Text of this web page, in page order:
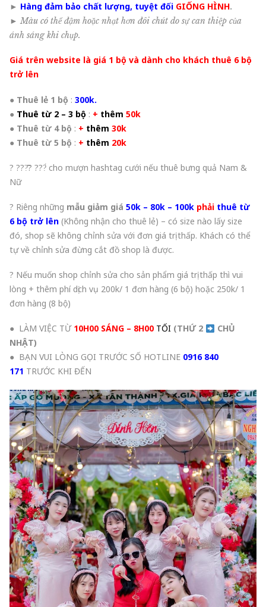
► Hàng đảm bảo chất lượng, tuyệt đối GIỐNG HÌNH.
►Màu có thể đậm hoặc nhạt hơn đôi chút do sự can thiệp của
ánh sáng khi chụp.
Giá trên website là giá 1 bộ và dành cho khách thuê 6 bộ
trở lên
● Thuê lẻ 1 bộ : 300k.
● Thuê từ 2 – 3 bộ : + thêm 50k
● Thuê từ 4 bộ : + thêm 30k
● Thuê từ 5 bộ : + thêm 20k
? ???̂̃? ???́ cho mượn hashtag cưới nếu thuê bưng quả Nam &
Nữ
? Riêng những mẫu giảm giá 50k – 80k – 100k phải thuê từ
6 bộ trở lên (Không nhận cho thuê lẻ) – có size nào lấy size
đó, shop sẽ không chỉnh sửa với đơn giá trị thấp. Khách có thể
tự về chỉnh sửa đừng cắt đồ shop là được.
? Nếu muốn shop chỉnh sửa cho sản phẩm giá trị thấp thì vui
lòng + thêm phí dịch vụ 200k/ 1 đơn hàng (6 bộ) hoặc 250k/ 1
đơn hàng (8 bộ)
● LÀM VIỆC TỪ 10H00 SÁNG – 8H00 TỐI (THỨ 2
CHỦ
NHẬT)
● BẠN VUI LÒNG GỌI TRƯỚC SỐ HOTLINE 0916 840
171 TRƯỚC KHI ĐẾN